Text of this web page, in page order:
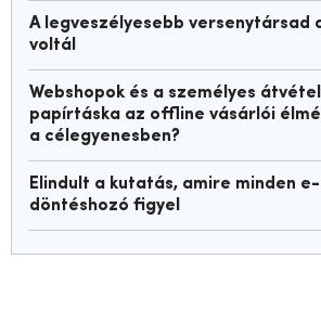
A legveszélyesebb versenytársad
voltál
Webshopok és a személyes
papírtáska az offline vásárlói
a célegyenesben?
Elindult a kutatás, amire minden
döntéshozó figyel